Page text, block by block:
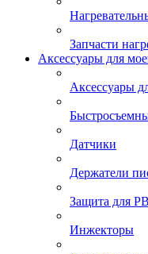
Запчасти
Аксессуары для
Аксессуары
Датчики
Держатели
Защита для
Инжекторы